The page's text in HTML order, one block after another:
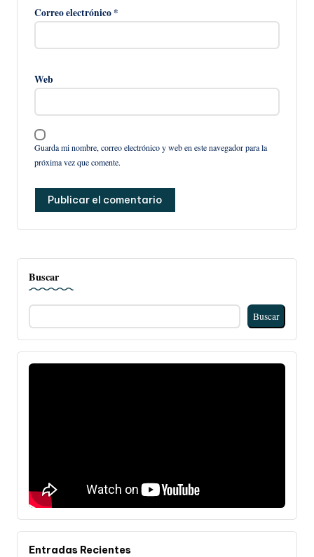
Correo electrónico*
Web
Guarda mi nombre, correo electrónico y web en este navegador para la
próxima vez que comente.
Buscar
Buscar
Entradas Recientes